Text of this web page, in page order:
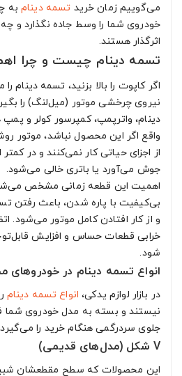
می‌گوییم زمان خرید تسمه دینامبه
خودروی شما را وسط جاده نگذارد و
اثرگذار هستند.
تسمه دینام چیست و چرا
اگر کاپوت را بالا بزنید، تسمه دینام
نیروی چرخشی موتور (میل‌لنگ) را
دینام، واترپمپ، کمپرسور کولر و
واقع اگر این محصول نباشد، موتور
از اجزای حیاتی کار نمی‌کنند و در
جوش می‌آورد یا باتری خالی می‌شود.
اهمیت این قطعه زمانی مشخص
بی‌کیفیت با پاره شدن، باعث رفتن
و از کار افتادن کامل موتور می‌شود.
خرابی قطعات حساس و افزایش
شود.
انواع تسمه دینام در خودروهای
در بازار لوازم یدکی، انواع تسمه دینام
نیستند و بسته به مدل خودروی شما
جلوی سردرگمی هنگام خرید را
V شکل (مدل‌های قدیمی)